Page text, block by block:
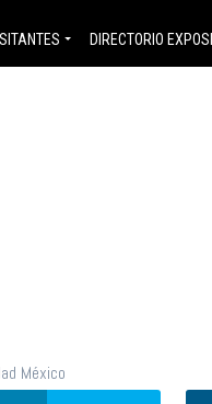
DIRECTORIO
México